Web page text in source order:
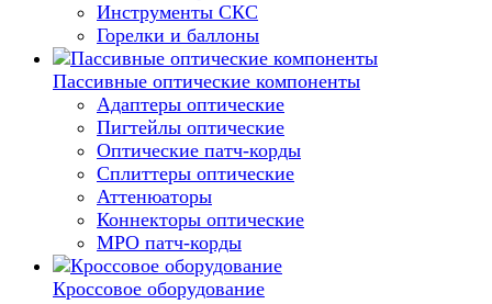
Инструменты СКС
Горелки и баллоны
Пассивные оптические компоненты
Адаптеры оптические
Пигтейлы оптические
Оптические патч-корды
Сплиттеры оптические
Аттенюаторы
Коннекторы оптические
MPO патч-корды
Кроссовое оборудование